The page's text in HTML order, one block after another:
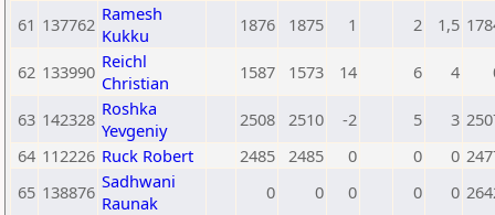
61 137762 Ramesh
Kukku
1876 1875 1 2 1,5
62 133990 Reichl
Christian
1587 1573 14 6 4
63 142328 Roshka
Yevgeniy
2508 2510 -2 5 3
64 112226 Ruck Robert 2485 2485 0 0 0
65 138876 Sadhwani
Raunak
0 0 0 0 0